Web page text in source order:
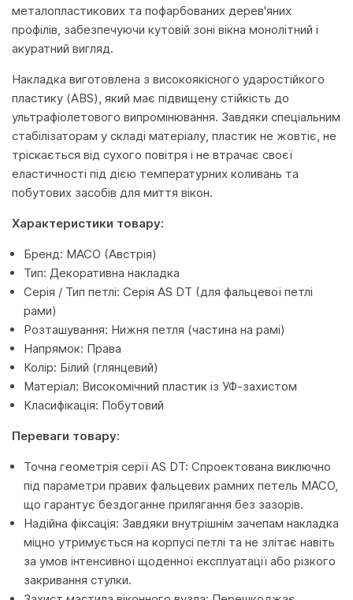
металопластикових та пофарбованих дерев'яних
профілів, забезпечуючи кутовій зоні вікна монолітний і
акуратний вигляд.
Накладка виготовлена з високоякісного ударостійкого
пластику (ABS), який має підвищену стійкість до
ультрафіолетового випромінювання. Завдяки спеціальним
стабілізаторам у складі матеріалу, пластик не жовтіє, не
тріскається від сухого повітря і не втрачає своєї
еластичності під дією температурних коливань та
побутових засобів для миття вікон.
Характеристики товару:
Бренд: MACO (Австрія)
Тип: Декоративна накладка
Серія / Тип петлі: Серія AS DT (для фальцевої петлі
рами)
Розташування: Нижня петля (частина на рамі)
Напрямок: Права
Колір: Білий (глянцевий)
Матеріал: Високомічний пластик із УФ-захистом
Класифікація: Побутовий
Переваги товару:
Точна геометрія серії AS DT: Спроектована виключно
під параметри правих фальцевих рамних петель MACO,
що гарантує бездоганне прилягання без зазорів.
Надійна фіксація: Завдяки внутрішнім зачепам накладка
міцно утримується на корпусі петлі та не злітає навіть
за умов інтенсивної щоденної експлуатації або різкого
закривання стулки.